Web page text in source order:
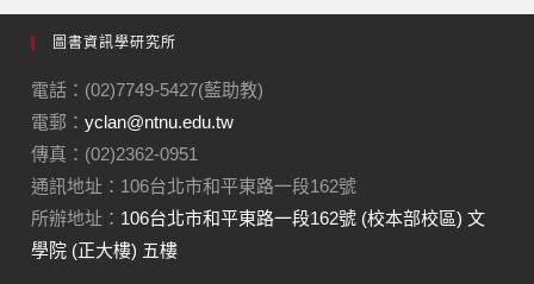
圖書資訊學研究所
電話：(02)7749-5427(藍助教)
電郵：yclan@ntnu.edu.tw
傳真：(02)2362-0951
通訊地址：106台北市和平東路一段162號
所辦地址： 106台北市和平東路一段162號 (校本部校區) 文
學院 (正大樓) 五樓